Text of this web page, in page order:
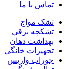
تماس با ما
تشک مواج
تشکچه برقی
بهداشت دهان
تجهیزات خانگی
جوراب واریس